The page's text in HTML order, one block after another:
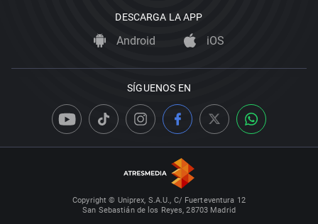
DESCARGA LA APP
Android iOS
SÍGUENOS EN
Copyright © Uniprex, S.A.U., C/ Fuerteventura 12
San Sebastián de los Reyes, 28703 Madrid